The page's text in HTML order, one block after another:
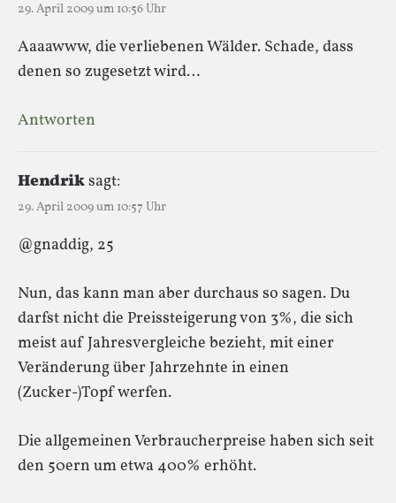
29. April 2009 um 10:56 Uhr
Aaaawww, die verliebenen Wälder. Schade, dass
denen so zugesetzt wird…
Antworten
Hendriksagt:
29. April 2009 um 10:57 Uhr
@gnaddig, 25
Nun, das kann man aber durchaus so sagen. Du
darfst nicht die Preissteigerung von 3%, die sich
meist auf Jahresvergleiche bezieht, mit einer
Veränderung über Jahrzehnte in einen
(Zucker-)Topf werfen.
Die allgemeinen Verbraucherpreise haben sich seit
den 50ern um etwa 400% erhöht.